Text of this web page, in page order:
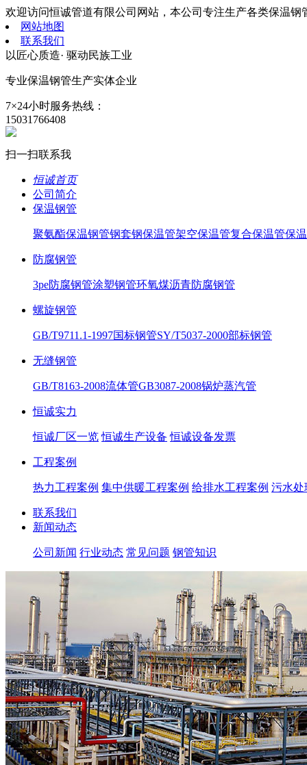
欢迎访问恒诚管道有限公司网站，本公司专注生产各类保温
网站地图
联系我们
以匠心质造· 驱动民族工业
专业保温钢管生产实体企业
7×24小时服务热线：
15031766408
扫一扫联系我
恒诚首页
公司简介
保温钢管
聚氨酯保温钢管钢套钢保温管架空保温管复合保温管保
防腐钢管
3pe防腐钢管涂塑钢管环氧煤沥青防腐钢管
螺旋钢管
GB/T9711.1-1997国标钢管SY/T5037-2000部标钢管
无缝钢管
GB/T8163-2008流体管GB3087-2008锅炉蒸汽管
恒诚实力
恒诚厂区一览 恒诚生产设备 恒诚设备发票
工程案例
热力工程案例 集中供暖工程案例 给排水工程案例 污水处
联系我们
新闻动态
公司新闻 行业动态 常见问题 钢管知识